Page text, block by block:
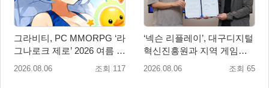
그라비티, PC MMORPG ‘라
그나로크 제로’ 2026 여름 프
로모션 진행!
2026.08.06 조회 117
‘넥슨 리플레이’, 대구디지털
혁신진흥원과 지역 게임산
업 육성 위한 업무협약 체결
2026.08.06 조회 65